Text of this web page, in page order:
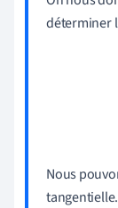
déterminer
Nous
tangentielle.